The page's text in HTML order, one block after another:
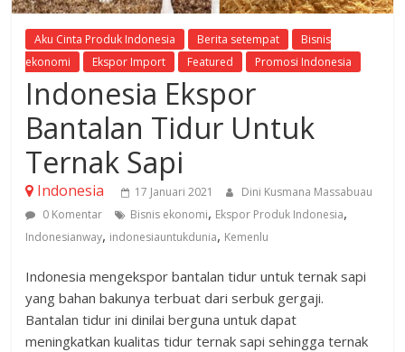
Aku Cinta Produk Indonesia Berita setempat
Bisnis
ekonomi
Ekspor Import Featured Promosi Indonesia
Indonesia Ekspor
Bantalan Tidur Untuk
Ternak Sapi
Indonesia 17 Januari 2021
Dini Kusmana Massabuau
0 Komentar
Bisnis ekonomi, Ekspor Produk Indonesia,
Indonesianway, indonesiauntukdunia, Kemenlu
Indonesia mengekspor bantalan tidur untuk ternak sapi
yang bahan bakunya terbuat dari serbuk gergaji.
Bantalan tidur ini dinilai berguna untuk dapat
meningkatkan kualitas tidur ternak sapi sehingga ternak